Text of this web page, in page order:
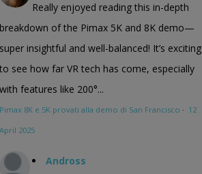
Really enjoyed reading this in-depth
breakdown of the Pimax 5K and 8K demo—
super insightful and well-balanced! It’s exciting
to see how far VR tech has come, especially
with features like 200°...
Pimax 8K e 5K provati alla demo di San Francisco · 12
April 2025
Andross